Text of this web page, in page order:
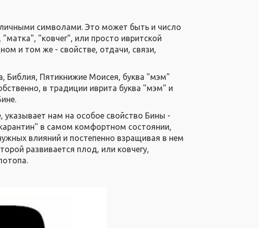
символами. Это может быть и число
"ковчег", или просто ивритской
и том же - свойстве, отдачи, связи,
Библия, Пятикнижие Моисея, буква "мэм"
в традиции иврита буква "мэм" и
указывает нам на особое свойство Бины -
в самом комфортном состоянии,
влияний и постепенно взращивая в нем
развивается плод, или ковчегу,